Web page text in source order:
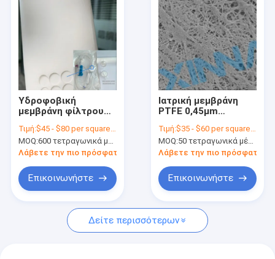
Σχετικά με εμάς
Επισκέψεις στο εργοστάσιο
Έλεγχος ποιότητας
Επικοινωνήστε μαζί μας
Ζητήστε μια προσφορά
Ευθύγραμμο IV φίλτρο
Υδροφοβική
μεμβράνη φίλτρου
εξαερισμό και
φίλτραση αερίων
Τιμή:$45 - $80 per square meter
MOQ:600 τετραγωνικά μέτρα
Λάβετε την πιο πρόσφατη τιμή
Επικοινωνήστε
Ιατρική μεμβράνη
PTFE 0,45μm
έγχυση
Τιμή:$35 - $60 per square meter
MOQ:50 τετραγωνικά μέτρα
Λάβετε την πιο πρόσφατη
Επικοινωνήστε
Δείτε περισσότερων